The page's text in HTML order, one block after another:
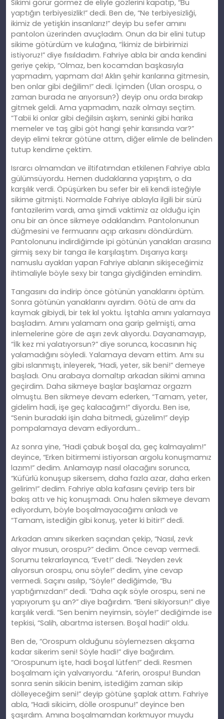
Sikimi görür görmez de eliyle gözlerini kapatıp, “Bu
yaptığın terbiyesizlik!” dedi. Ben de, “Ne terbiyesizliği,
ikimiz de yetişkin insanlarız!” deyip bu sefer amını
pantolon üzerinden avuçladım. Onun da bir elini tutup
sikime götürdüm ve kulağına, “İkimiz de birbirimizi
istiyoruz!” diye fısıldadım. Fahriye abla bir anda kendini
geriye çekip, “Olmaz, ben kocamdan başkasıyla
yapmadım, yapmam da! Aklın şehir karılarına gitmesin,
ben onlar gibi değilim!” dedi. İçimden (Ulan orospu, o
zaman burada ne arıyorsun?) deyip onu orda bırakıp
gitmek geldi. Ama yapmadım, nazik olmayı seçtim.
“Tabii ki onlar gibi değilsin aşkım, seninki gibi harika
memeler ve taş gibi göt hangi şehir karısında var?”
deyip elimi tekrar götüne attım, diğer elimle de belinden
tutup kendime çektim.
Israrcı olmamdan ve iltifatımdan etkilenen Fahriye abla
gülümsüyordu. Hemen dudaklarına yapıştım, o da
karşılık verdi. Öpüşürken bu sefer bir eli kendi isteğiyle
sikime gitmişti. Normalde Fahriye ablayla ilgili bir sürü
fantazilerim vardı, ama şimdi vaktimiz az olduğu için
onu bir an önce sikmeye odaklandım. Pantolonunun
düğmesini ve fermuarını açıp arkasını döndürdüm.
Pantolonunu indirdiğimde ipi götünün yanakları arasına
girmiş sexy bir tanga ile karşılaştım. Dışarıya karşı
namuslu ayakları yapan Fahriye ablanın sikişeceğimiz
ihtimaliyle böyle sexy bir tanga giydiğinden emindim.
Tangasını da indirip önce götünün yanaklarını öptüm.
Sonra götünün yanaklarını ayırdım. Götü de amı da
kaymak gibiydi, bir tek kıl yoktu. İştahla amını yalamaya
başladım. Amını yalamam ona garip gelmişti, ama
inlemelerine göre de aşırı zevk alıyordu. Dayanamayıp,
“İlk kez mi yalatıyorsun?” diye sorunca, kocasının hiç
yalamadığını söyledi. Yalamaya devam ettim. Amı su
gibi ıslanmıştı, inleyerek, “Hadi, yeter, sik beni!” demeye
başladı. Onu arabaya domaltıp arkadan sikimi amına
geçirdim. Daha sikmeye başlar başlamaz orgazm
olmuştu. Ben sikmeye devam ederken, “Tamam, yeter,
gidelim hadi, işe geç kalacağım!” diyordu. Ben ise,
“Senin buradaki işin daha bitmedi, güzelim!” deyip
pompalamaya devam ediyordum…
Az sonra yine, “Hadi çabuk boşal da, geç kalmayalım!”
deyince, “Erken bitirmemi istiyorsan argolu konuşmamız
lazım!” dedim. Anlamayıp nasıl olacağını sorunca,
“Küfürlü konuşup sikersem, daha fazla azar, daha erken
gelirim!” dedim. Fahriye abla kafasını çevirip ters bir
bakış attı ve hiç konuşmadı. Onu halen sikmeye devam
ediyordum, böyle boşalmayacağımı anladı ve
“Tamam, istediğin gibi konuş, yeter ki bitir!” dedi.
Arkadan amını sikerken saçından çekip, “Nasıl, zevk
alıyor musun, orospu?” dedim. Önce cevap vermedi.
Sorumu tekrarlayınca, “Evet!” dedi. “Neyden zevk
alıyorsun orospu, onu söyle!” dedim, yine cevap
vermedi. Saçını asılıp, “Söyle!” dediğimde, “Bu
yaptığımızdan!” dedi. “Daha açık söyle orospu, seni ne
yapıyorum şu an?” diye bağırdım. “Beni sikiyorsun!” diye
karşılık verdi. “Sen benim neyimsin, söyle!” dediğimde ise
tepkisi, “Salih, abartma istersen. Boşal hadi!” oldu.
Ben de, “Orospum olduğunu söylemezsen akşama
kadar sikerim seni! Söyle hadi!” diye bağırdım.
“Orospunum işte, hadi boşal lütfen!” dedi. Resmen
boşalmam için yalvarıyordu. “Aferin, orospu! Bundan
sonra senin sikicin benim, istediğim zaman sikip
dölleyeceğim seni!” deyip götüne şaplak attım. Fahriye
abla, “Hadi sikicim, dölle orospunu!” deyince ben
şaşırdım. Amına boşalmamdan korkmuyor muydu